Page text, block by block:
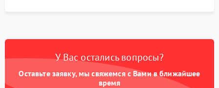
У Вас остались вопросы?
Оставьте заявку, мы свяжемся с Вами в ближайшее
время